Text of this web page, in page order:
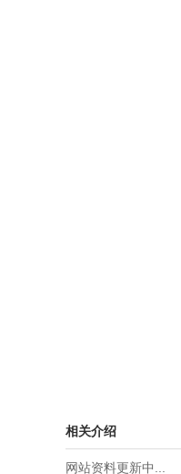
相关介绍
网站资料更新中...